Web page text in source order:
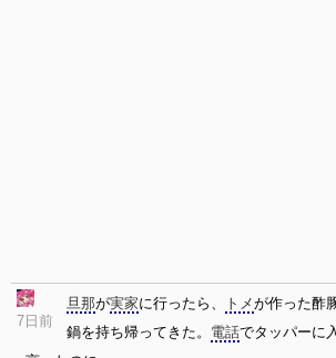
7日前
旦那が実家に行ったら、 トメが作った酢
鍋を持ち帰ってきた。 電話でタッパーに